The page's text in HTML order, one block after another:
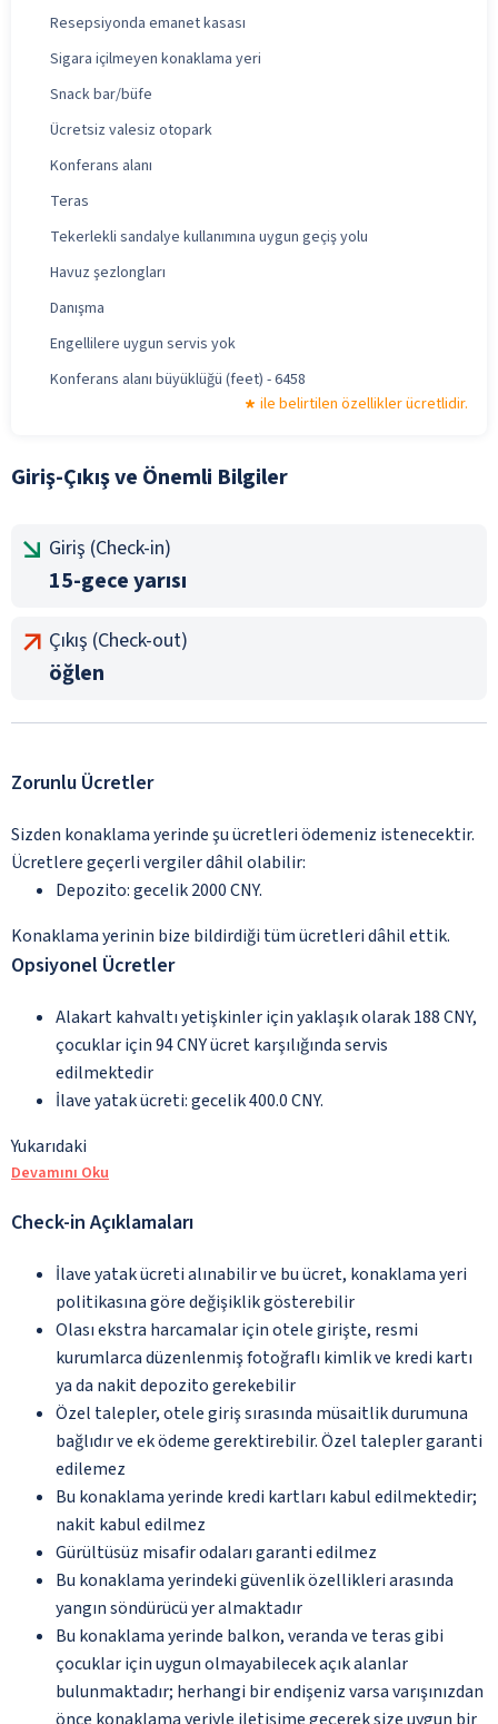
Resepsiyonda emanet kasası
Sigara içilmeyen konaklama yeri
Snack bar/büfe
Ücretsiz valesiz otopark
Konferans alanı
Teras
Tekerlekli sandalye kullanımına uygun geçiş yolu
Havuz şezlongları
Danışma
Engellilere uygun servis yok
Konferans alanı büyüklüğü (feet) - 6458
ile belirtilen özellikler ücretlidir.
Giriş-Çıkış ve Önemli Bilgiler
Giriş (Check-in)
15-gece yarısı
Çıkış (Check-out)
öğlen
Zorunlu Ücretler
Sizden konaklama yerinde şu ücretleri ödemeniz istenecektir.
Ücretlere geçerli vergiler dâhil olabilir:
Depozito: gecelik 2000 CNY.
Konaklama yerinin bize bildirdiği tüm ücretleri dâhil ettik.
Opsiyonel Ücretler
Alakart kahvaltı yetişkinler için yaklaşık olarak 188 CNY,
çocuklar için 94 CNY ücret karşılığında servis
edilmektedir
İlave yatak ücreti: gecelik 400.0 CNY.
Yukarıdaki
Devamını Oku
Check-in Açıklamaları
İlave yatak ücreti alınabilir ve bu ücret, konaklama yeri
politikasına göre değişiklik gösterebilir
Olası ekstra harcamalar için otele girişte, resmi
kurumlarca düzenlenmiş fotoğraflı kimlik ve kredi kartı
ya da nakit depozito gerekebilir
Özel talepler, otele giriş sırasında müsaitlik durumuna
bağlıdır ve ek ödeme gerektirebilir. Özel talepler garanti
edilemez
Bu konaklama yerinde kredi kartları kabul edilmektedir;
nakit kabul edilmez
Gürültüsüz misafir odaları garanti edilmez
Bu konaklama yerindeki güvenlik özellikleri arasında
yangın söndürücü yer almaktadır
Bu konaklama yerinde balkon, veranda ve teras gibi
çocuklar için uygun olmayabilecek açık alanlar
bulunmaktadır; herhangi bir endişeniz varsa varışınızdan
önce konaklama yeriyle iletişime geçerek size uygun bir